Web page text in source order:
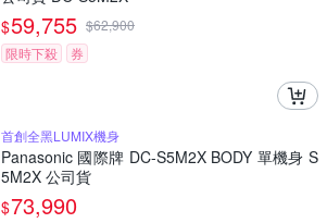
$59,755 $62,900
限時下殺
券
首創全黑LUMIX機身
Panasonic 國際牌 DC-S5M2X BODY 單機身 S
5M2X 公司貨
$73,990